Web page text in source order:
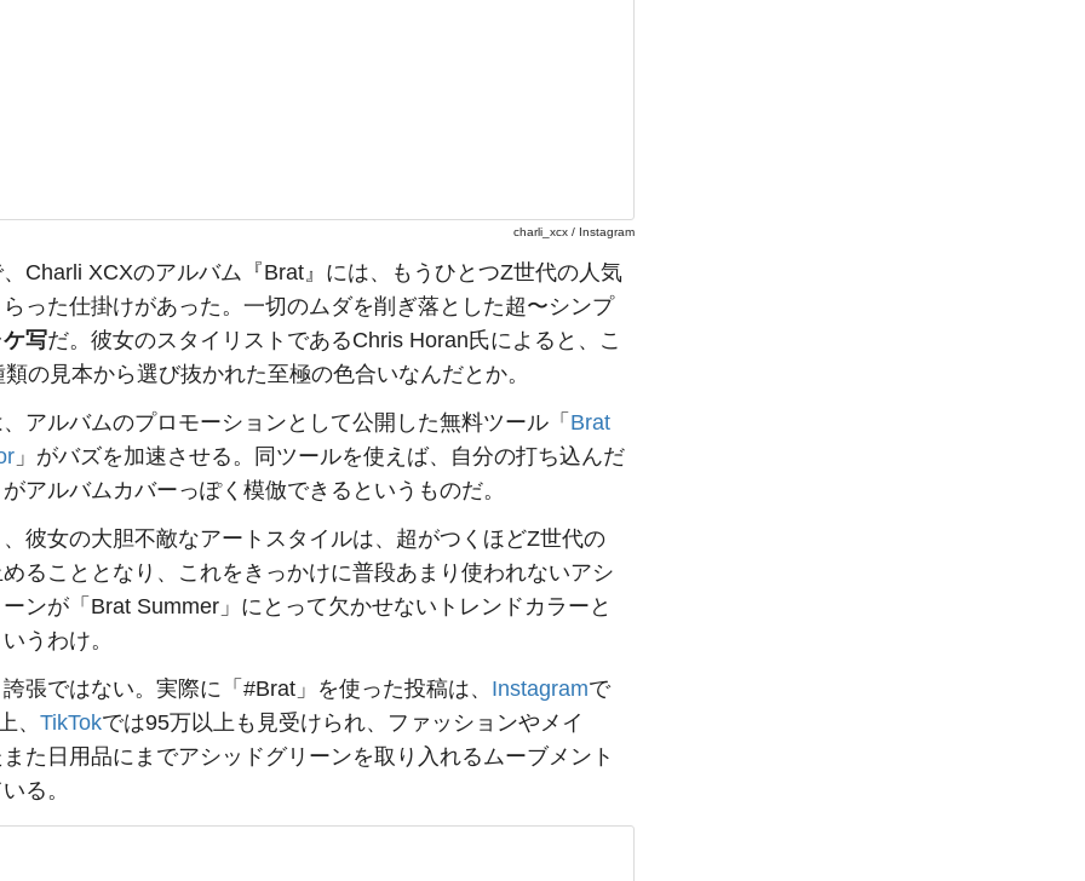
charli_xcx / Instagram
Charli XCXのアルバム『Brat』には、もうひとつZ世代の人気
った仕掛けがあった。一切のムダを削ぎ落とした超〜シンプ
写だ。彼女のスタイリストであるChris Horan氏によると、こ
の見本から選び抜かれた至極の色合いなんだとか。
アルバムのプロモーションとして公開した無料ツール「 Brat
」がバズを加速させる。同ツールを使えば、自分の打ち込んだ
アルバムカバーっぽく模倣できるというものだ。
彼女の大胆不敵なアートスタイルは、超がつくほどZ世代の
ることとなり、これをきっかけに普段あまり使われないアシ
ンが「Brat Summer」にとって欠かせないトレンドカラーと
うわけ。
張ではない。実際に「#Brat」を使った投稿は、 Instagramで
、 TikTokでは95万以上も見受けられ、ファッションやメイ
た日用品にまでアシッドグリーンを取り入れるムーブメント
る。